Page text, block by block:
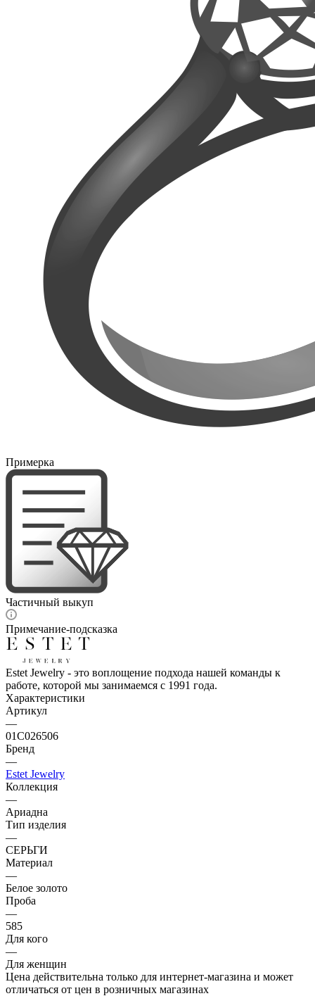
Примерка
Частичный выкуп
Примечание-подсказка
Estet Jewelry - это воплощение подхода нашей команды к
работе, которой мы занимаемся с 1991 года.
Характеристики
Артикул
—
01С026506
Бренд
—
Estet Jewelry
Коллекция
—
Ариадна
Тип изделия
—
СЕРЬГИ
Материал
—
Белое золото
Проба
—
585
Для кого
—
Для женщин
Цена действительна только для интернет-магазина и может
отличаться от цен в розничных магазинах